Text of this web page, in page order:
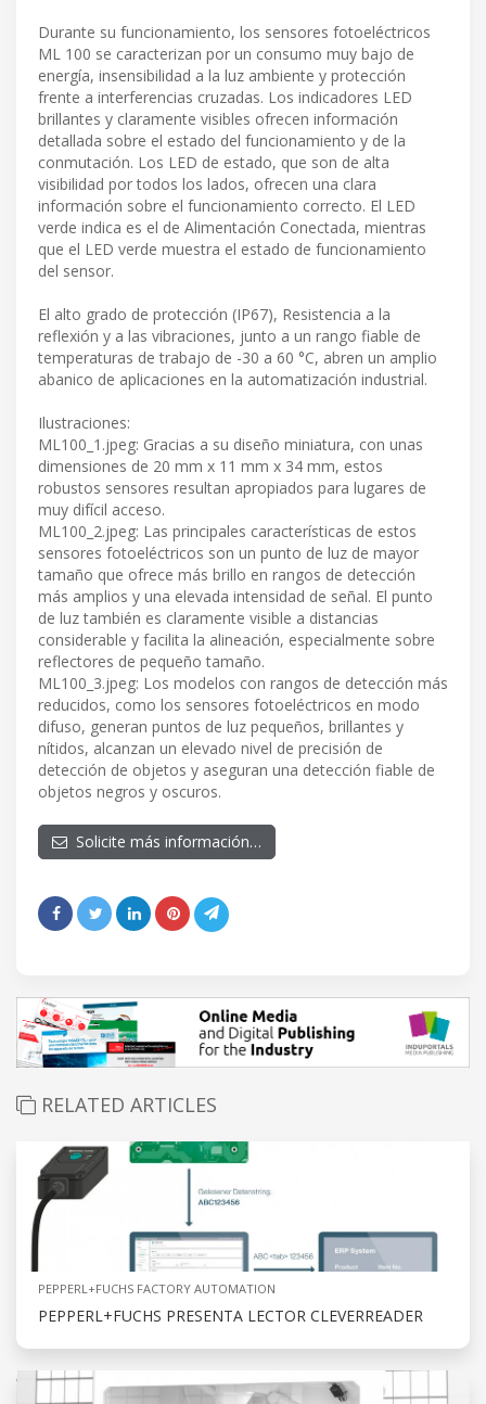
Durante su funcionamiento, los sensores fotoeléctricos
ML 100 se caracterizan por un consumo muy bajo de
energía, insensibilidad a la luz ambiente y protección
frente a interferencias cruzadas. Los indicadores LED
brillantes y claramente visibles ofrecen información
detallada sobre el estado del funcionamiento y de la
conmutación. Los LED de estado, que son de alta
visibilidad por todos los lados, ofrecen una clara
información sobre el funcionamiento correcto. El LED
verde indica es el de Alimentación Conectada, mientras
que el LED verde muestra el estado de funcionamiento
del sensor.
El alto grado de protección (IP67), Resistencia a la
reflexión y a las vibraciones, junto a un rango fiable de
temperaturas de trabajo de -30 a 60 °C, abren un amplio
abanico de aplicaciones en la automatización industrial.
Ilustraciones:
ML100_1.jpeg: Gracias a su diseño miniatura, con unas
dimensiones de 20 mm x 11 mm x 34 mm, estos
robustos sensores resultan apropiados para lugares de
muy difícil acceso.
ML100_2.jpeg: Las principales características de estos
sensores fotoeléctricos son un punto de luz de mayor
tamaño que ofrece más brillo en rangos de detección
más amplios y una elevada intensidad de señal. El punto
de luz también es claramente visible a distancias
considerable y facilita la alineación, especialmente sobre
reflectores de pequeño tamaño.
ML100_3.jpeg: Los modelos con rangos de detección más
reducidos, como los sensores fotoeléctricos en modo
difuso, generan puntos de luz pequeños, brillantes y
nítidos, alcanzan un elevado nivel de precisión de
detección de objetos y aseguran una detección fiable de
objetos negros y oscuros.
Solicite más información…
RELATED ARTICLES
PEPPERL+FUCHS FACTORY AUTOMATION
PEPPERL+FUCHS PRESENTA LECTOR CLEVERREADER